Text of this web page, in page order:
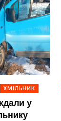
ХМІЛЬНИК
у